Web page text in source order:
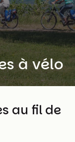
à vélo
au fil de